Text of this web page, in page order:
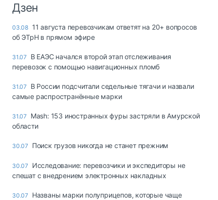
Дзен
03.08 11 августа перевозчикам ответят на 20+ вопросов
об ЭТрН в прямом эфире
31.07
В ЕАЭС начался второй этап отслеживания
перевозок с помощью навигационных пломб
31.07
В России подсчитали седельные тягачи и назвали
самые распространённые марки
31.07
Mash: 153 иностранных фуры застряли в Амурской
области
30.07 Поиск грузов никогда не станет прежним
30.07
Исследование: перевозчики и экспедиторы не
спешат с внедрением электронных накладных
30.07
Названы марки полуприцепов, которые чаще